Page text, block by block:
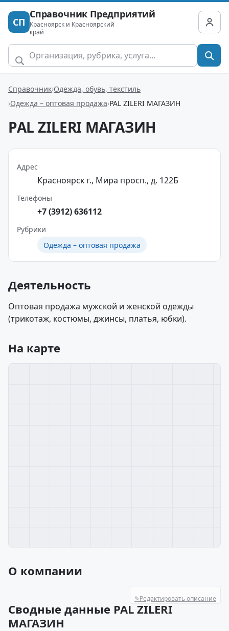
СП
Справочник Предприятий
Красноярск и Красноярский
край
Справочник Одежда, обувь, текстиль
Одежда – оптовая продажа PAL ZILERI МАГАЗИН
PAL ZILERI МАГАЗИН
Адрес
Красноярск г., Мира просп., д. 122Б
Телефоны
+7 (3912) 636112
Рубрики
Одежда – оптовая продажа
Деятельность
Оптовая продажа мужской и женской одежды
(трикотаж, костюмы, джинсы, платья, юбки).
На карте
О компании
✎Редактировать описание
Сводные данные PAL ZILERI
МАГАЗИН